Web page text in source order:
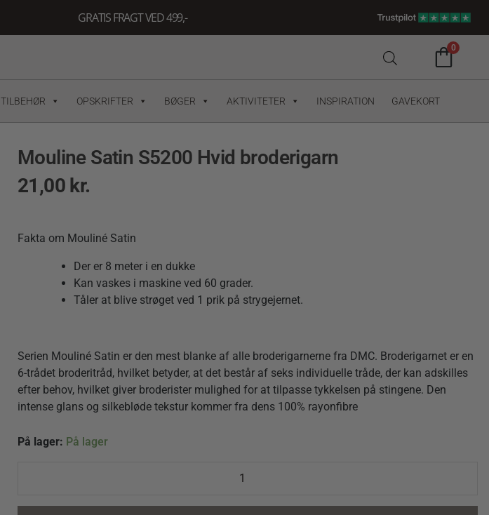
GRATIS FRAGT VED 499,-
0
TILBEHØR OPSKRIFTER BØGER AKTIVITETER INSPIRATION GAVEKORT
Mouline Satin S5200 Hvid broderigarn
21,00 kr.
Fakta om Mouliné Satin
Der er 8 meter i en dukke
Kan vaskes i maskine ved 60 grader.
Tåler at blive strøget ved 1 prik på strygejernet.
Serien Mouliné Satin er den mest blanke af alle broderigarnerne fra DMC. Broderigarnet er en
6-trådet broderitråd, hvilket betyder, at det består af seks individuelle tråde, der kan adskilles
efter behov, hvilket giver broderister mulighed for at tilpasse tykkelsen på stingene. Den
intense glans og silkebløde tekstur kommer fra dens 100% rayonfibre
På lager: På lager
Mouline
broderigarn